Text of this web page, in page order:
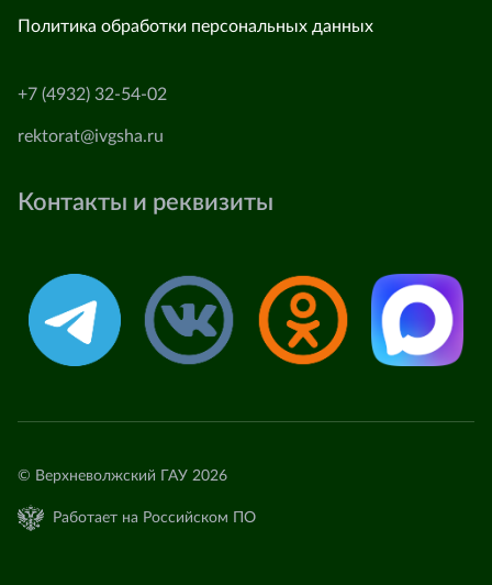
Политика обработки персональных данных
+7 (4932) 32-54-02
rektorat@ivgsha.ru
Контакты и реквизиты
© Верхневолжский ГАУ 2026
Работает на Российском ПО